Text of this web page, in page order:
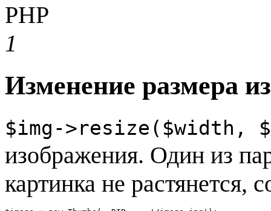
PHP
1
Изменение размера
$img->resize($width,
изображения. Один из
картинка не растянется,